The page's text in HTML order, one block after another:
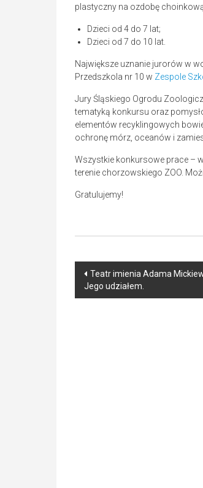
plastyczny na ozdobę
Dzieci od 4 do 7 lat;
Dzieci od 7 do 10 lat.
Największe uznanie jurorów w
Przedszkola nr 10 w Zespole
Jury Śląskiego Ogrodu
tematyką konkursu oraz
elementów recyklingowych
ochronę mórz, oceanów i
Wszystkie konkursowe prace –
terenie chorzowskiego ZOO.
Gratulujemy!
Post
navigation
Teatr imienia Adama
Jego udziałem.